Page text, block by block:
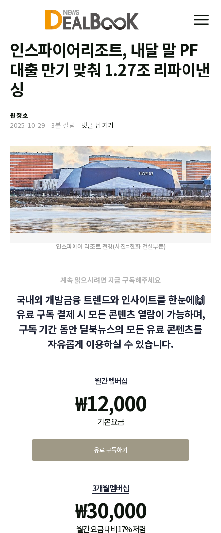
인스파이어리조트, 내달 말 PF
대출 만기 맞춰 1.27조 리파이낸
싱
원정호
2025-10-29 - 3분 걸림 - 댓글 남기기
인스파이어 리조트 전경(사진=한화 건설부문)
계속 읽으시려면 지금 구독해주세요
국내외 개발금융 트렌드와 인사이트를 한눈에🙌
유료 구독 결제 시 모든 콘텐츠 열람이 가능하며,
구독 기간 동안 딜북뉴스의 모든 유료 콘텐츠를
자유롭게 이용하실 수 있습니다.
월간 멤버십
₩12,000
기본 요금
유료 구독하기
3개월 멤버십
₩30,000
월간 요금 대비 17% 저렴